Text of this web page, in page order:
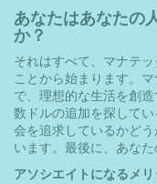
あなたはあなたの
か？
それはすべて、マナテ
ことから始まります。
で、理想的な生活を創
数ドルの追加を探して
会を追求しているかど
います。最後に、あな
アソシエイトになるメリ